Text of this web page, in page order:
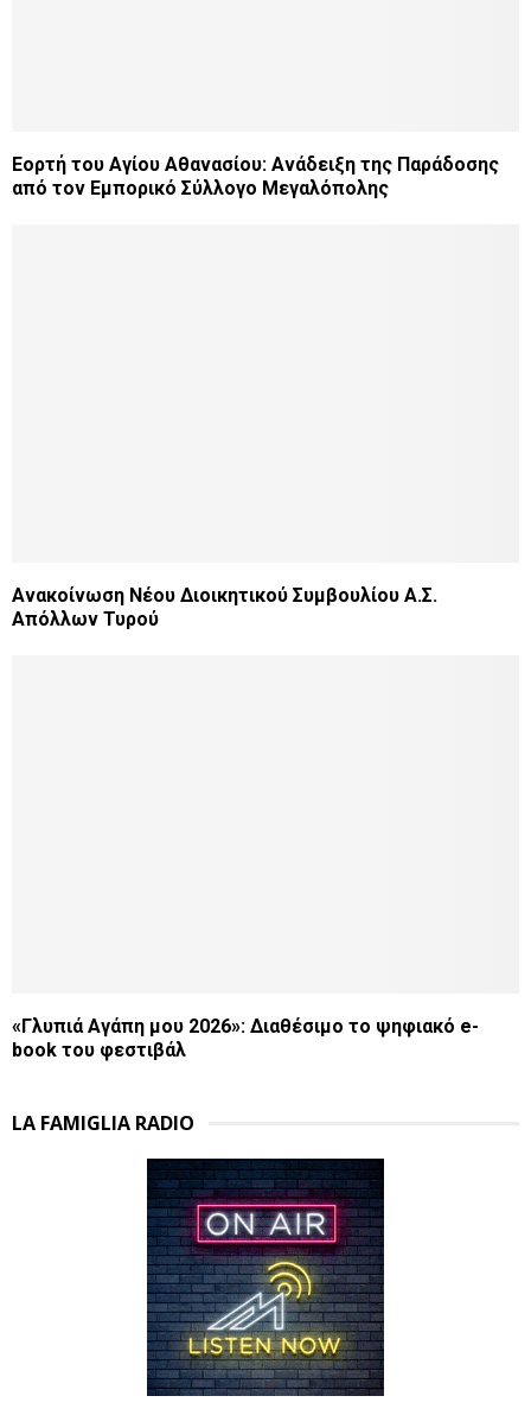
Εορτή του Αγίου Αθανασίου: Ανάδειξη της Παράδοσης
από τον Εμπορικό Σύλλογο Μεγαλόπολης
Ανακοίνωση Νέου Διοικητικού Συμβουλίου Α.Σ.
Απόλλων Τυρού
«Γλυπιά Αγάπη μου 2026»: Διαθέσιμο το ψηφιακό e-
book του φεστιβάλ
LA FAMIGLIA RADIO